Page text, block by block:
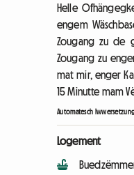
Helle
engem
Zougang zu de
Zougang zu
mat mir, enger
15 Minutte mam
Automatesch
Logement